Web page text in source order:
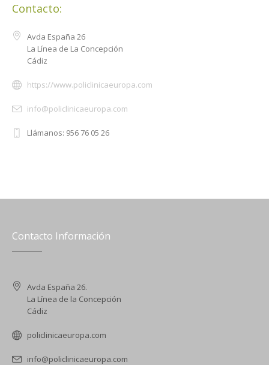
Contacto:
Avda España 26
La Línea de La Concepción
Cádiz
https://www.policlinicaeuropa.com
info@policlinicaeuropa.com
Llámanos: 956 76 05 26
Contacto Información
Avda España 26.
La Línea de la Concepción
Cádiz
policlinicaeuropa.com
info@policlinicaeuropa.com